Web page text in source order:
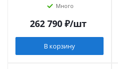
Много
262 790₽/шт
В корзину